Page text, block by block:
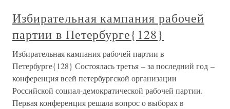
Избирательная кампания рабочей
партии в Петербурге{128}
Избирательная кампания рабочей партии в
Петербурге{128} Состоялась третья – за последний год –
конференция всей петербургской организации
Российской социал-демократической рабочей партии.
Первая конференция решала вопрос о выборах в